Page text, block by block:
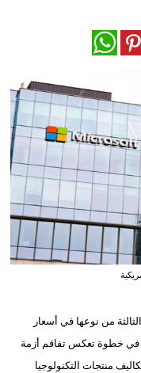
سياحة
وسفر
ديكور
أخبار
إعلام
تعليم
علوم
وتكنولوجيا
من نوعها في أسعار
في خطوة تعكس تفاقم أزمة
منتجات التكنولوجيا